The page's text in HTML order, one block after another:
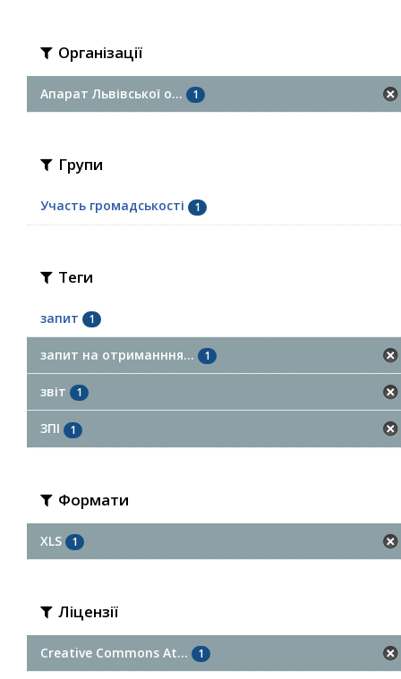
Організації
Апарат Львівської о... 1
Групи
Участь громадськості 1
Теги
запит 1
запит на отриманння... 1
звіт 1
ЗПІ 1
Формати
XLS 1
Ліцензії
Creative Commons At... 1